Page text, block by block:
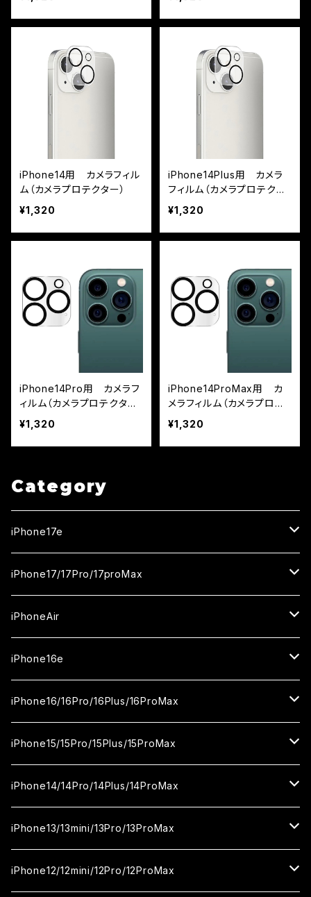
iPhone14用 カメラフィル
ム（カメラプロテクター）
¥1,320
iPhone14Plus用 カメラ
フィルム（カメラプロテクタ
ー）
¥1,320
iPhone14Pro用 カメラフ
ィルム（カメラプロテクタ
ー）
¥1,320
iPhone14ProMax用 カ
メラフィルム（カメラプロテ
クター）
¥1,320
Category
iPhone17e
ガラスフィルム
セラミックフィルム
カメラ用フィルム
iPhone17/17Pro/17proMax
iPhone17
ガラスフィルム
セラミックフィルム
iPhone17Pro
ガラスフィルム
セラミックフィルム
iPhone17proMax
ガラスフィルム
セラミックフィルム
iPhoneAir
ガラスフィルム
セラミックフィルム
カメラ用フィルム
iPhone16e
ガラスフィルム
セラミックフィルム
カメラ用フィルム
iPhone16/16Pro/16Plus/16ProMax
iPhone16
ガラスフィルム
セラミックフィルム
iPhone16Pro
ガラスフィルム
セラミックフィルム
iPhone16Plus
ガラスフィルム
iPhone16ProMax
iPhone15/15Pro/15Plus/15ProMax
iPhone15
ガラスフィルム
セラミックフィルム
iPhone15Pro
ガラスフィルム
iPhone15Plus
iPhone14/14Pro/14Plus/14ProMax
iPhone14
ガラスフィルム
iPhone14Pro
iPhone13/13mini/13Pro/13ProMax
iPhone13/13Pro
iPhone12/12mini/12Pro/12ProMax